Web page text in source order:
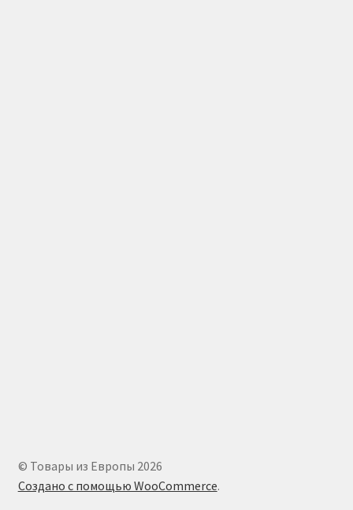
© Товары из Европы 2026
Создано с помощью WooCommerce.